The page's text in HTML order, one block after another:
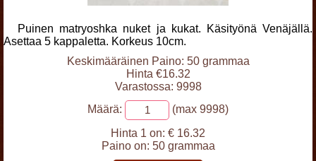
Puinen matryoshka nuket ja kukat. Käsityönä Venäjällä.
Asettaa 5 kappaletta. Korkeus 10cm.
Keskimääräinen Paino: 50 grammaa
Hinta €16.32
Varastossa: 9998
Määrä:
(max 9998)
Hinta 1 on: € 16.32
Paino on: 50 grammaa